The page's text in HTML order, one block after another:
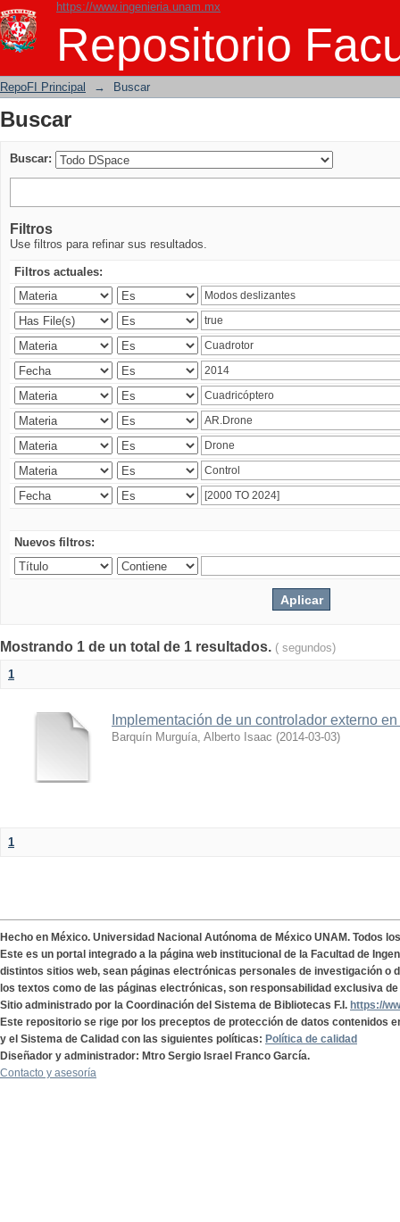
https://www.ingenieria.unam.mx
Repositorio
Buscar
RepoFI Principal → Buscar
Buscar
Buscar:
Filtros
Use filtros para refinar sus resultados.
Filtros actuales:
Nuevos filtros:
Mostrando 1 de un total de 1 resultados. ( segundos)
1
Implementación de un controlador externo
Barquín Murguía, Alberto Isaac (2014-03-03)
1
Hecho en México. Universidad Nacional Autónoma de México UNAM. Todos
Este es un portal integrado a la página web institucional de la Facultad de
distintos sitios web, sean páginas electrónicas personales de investigación o
los textos como de las páginas electrónicas, son responsabilidad exclusiva
Sitio administrado por la Coordinación del Sistema de Bibliotecas F.I. https://
Este repositorio se rige por los preceptos de protección de datos contenidos
y el Sistema de Calidad con las siguientes políticas: Política de calidad
Diseñador y administrador: Mtro Sergio Israel Franco García.
Contacto y asesoría